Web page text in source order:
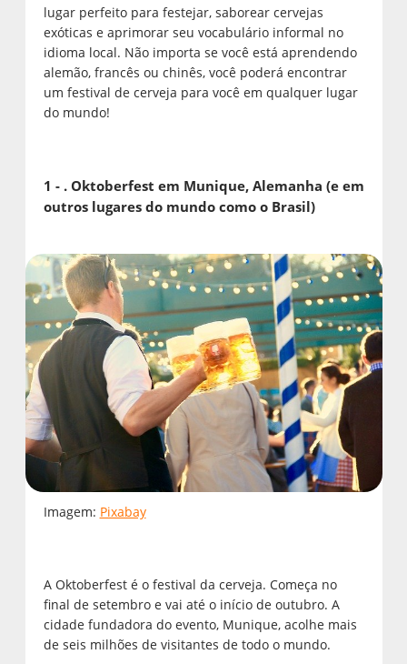
lugar perfeito para festejar, saborear cervejas
exóticas e aprimorar seu vocabulário informal no
idioma local. Não importa se você está aprendendo
alemão, francês ou chinês, você poderá encontrar
um festival de cerveja para você em qualquer lugar
do mundo!
1 - . Oktoberfest em Munique, Alemanha (e em
outros lugares do mundo como o Brasil)
Imagem: Pixabay
A Oktoberfest é o festival da cerveja. Começa no
final de setembro e vai até o início de outubro. A
cidade fundadora do evento, Munique, acolhe mais
de seis milhões de visitantes de todo o mundo.